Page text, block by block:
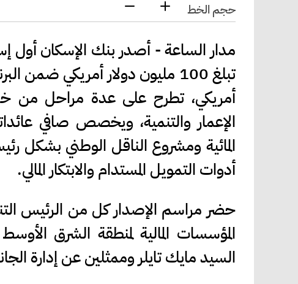
حجم الخط
أمريكي، تطرح على عدة مراحل من
الإعمار والتنمية، ويخصص صافي
المائية ومشروع الناقل الوطني بشكل
أدوات التمويل المستدام والابتكار المالي.
حضر مراسم الإصدار كل من الرئيس
المؤسسات المالية لمنطقة الشرق الأوسط
السيد مايك تايلر وممثلين عن إدارة